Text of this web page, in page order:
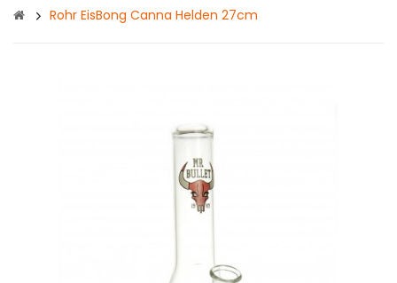
Rohr EisBong Canna Helden 27cm